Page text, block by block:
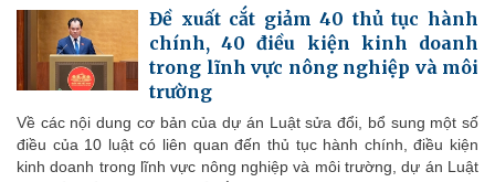
Đề xuất cắt giảm 40 thủ tục hành
chính, 40 điều kiện kinh doanh
trong lĩnh vực nông nghiệp và môi
trường
Về các nội dung cơ bản của dự án Luật sửa đổi, bổ sung một số
điều của 10 luật có liên quan đến thủ tục hành chính, điều kiện
kinh doanh trong lĩnh vực nông nghiệp và môi trường, dự án Luật